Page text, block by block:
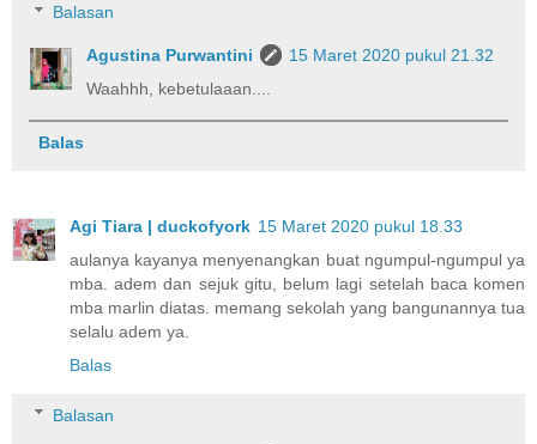
Balasan
Agustina Purwantini
15 Maret 2020 pukul 21.32
Waahhh, kebetulaaan....
Balas
Agi Tiara | duckofyork 15 Maret 2020 pukul 18.33
aulanya kayanya menyenangkan buat ngumpul-ngumpul ya
mba. adem dan sejuk gitu, belum lagi setelah baca komen
mba marlin diatas. memang sekolah yang bangunannya tua
selalu adem ya.
Balas
Balasan